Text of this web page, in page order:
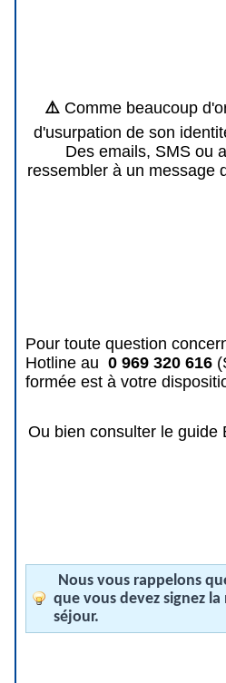
⚠️ Comme beaucoup
d'usurpation de son
Des emails, SMS ou
ressembler à un message
Pour toute question
Hotline au 0 969 320 616
formée est à votre
Ou bien consulter le guide
Nous vous rappelons
que vous devez signez
séjour.